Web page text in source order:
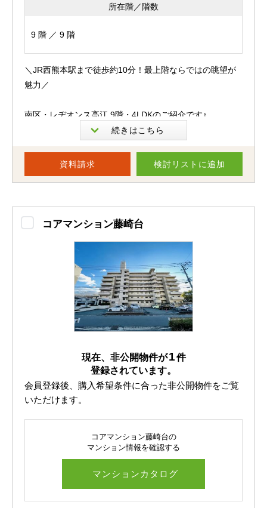
的な毎日を過ごせそうですね♪
徒歩圏内にはコンビニやディスカウントストアなどのお買
い物施設もあり、日々のお買い物にも便利です。
また、熊本インターへのアクセスも良好なため、高速道路
を利用した通勤やお出かけが多い方にも嬉しい立地です。
自然のゆとりと利便性のどちらも叶うこの住環境で、家族
の新しい暮らしを始めてみませんか？
※ペット相談（飼育できるペットには規定がございます。
詳しくはお問い合わせください。）
※リフォーム時期や詳細に関してはお問い合わせくださ
物件は最新の情報を記載するよう心がけておりますが、
来客されました際にあわせてご紹介を行っているため、す
でに成約、商談が入ってしまっている場合があります。
気になる物件がございましたら、お早めにお問合せくださ
いますようお願いいたします。
※掲載内容と現況に相違がある場合は、現況優先とさせて
所在階／階数
9 階 ／ 9 階
資料請求 検討リスト に追加
＼JR西熊本駅まで徒歩約10分！最上階ならではの眺望が
魅力／
南区・レヂオンス高江 9階・4LDKのご紹介です♪
南向きのお部屋で陽当たりも良く、バルコニーからは遠く
の山々まで見渡せる開放感あふれる眺望をお楽しみいただ
部屋数にゆとりがあるため、主寝室・子ども部屋・仕事部
それぞれのプライベート空間をしっかり確保できます。
こちらの物件はオール電化マンション。
ガス基本料金がかからないため、毎月の光熱費を抑えやす
いのも嬉しいポイントです。
キッチンはIHクッキングヒーターを採用。
火を使わないため、小さなお子さまやペットのいるご家庭
も安心してお料理ができます♪
フローリングや壁紙など、部分的なリフォームだけでもお
部屋の印象がぐっと変わりますよ＾＾
マンション敷地内には公園を完備。
ジャングルジムや滑り台もあり、お子さまがのびのび遊べ
コアマンション藤崎台
現在、非公開物件が1件
登録されています。
会員登録後、購入希望条件に合った非公開物件をご覧
いただけます。
コアマンション藤崎台の
マンション情報を確認する
マンションカタログ